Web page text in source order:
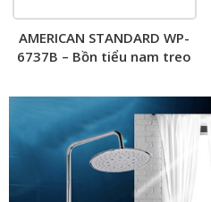
AMERICAN STANDARD WP-
6737B – Bồn tiểu nam treo